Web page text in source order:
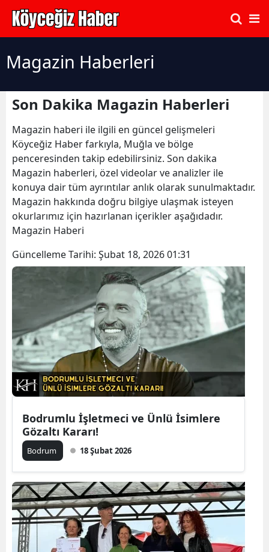
Magazin Haberleri
Son Dakika Magazin Haberleri
Magazin haberi ile ilgili en güncel gelişmeleri
Köyceğiz Haber farkıyla, Muğla ve bölge
penceresinden takip edebilirsiniz. Son dakika
Magazin haberleri, özel videolar ve analizler ile
konuya dair tüm ayrıntılar anlık olarak sunulmaktadır.
Magazin hakkında doğru bilgiye ulaşmak isteyen
okurlarımız için hazırlanan içerikler aşağıdadır.
Magazin Haberi
Güncelleme Tarihi: Şubat 18, 2026 01:31
Bodrumlu İşletmeci ve Ünlü İsimlere
Gözaltı Kararı!
Bodrum 18 Şubat 2026